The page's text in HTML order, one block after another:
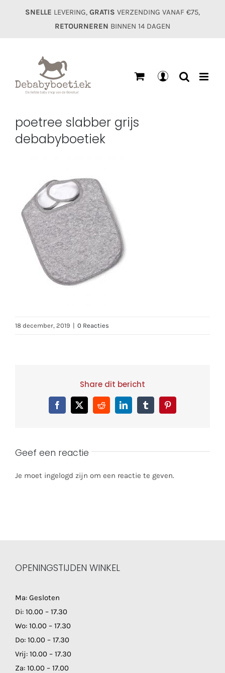
SNELLE LEVERING, GRATIS VERZENDING VANAF €75,
RETOURNEREN BINNEN 14 DAGEN
poetree slabber grijs
debabyboetiek
18 december, 2019 | 0 Reacties
Share dit bericht
Facebook
X RedditLinkedInTumblrPinterest
Geef een reactie
Je moet ingelogd zijn om een reactie te geven.
OPENINGSTIJDEN WINKEL
Ma: Gesloten
Di: 10.00 – 17.30
Wo: 10.00 – 17.30
Do: 10.00 – 17.30
Vrij: 10.00 – 17.30
Za: 10.00 – 17.00